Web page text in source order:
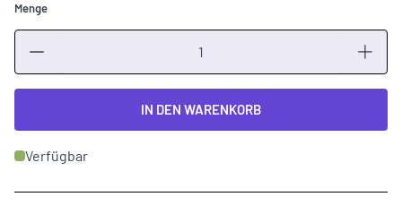
Menge
IN DEN WARENKORB
Verfügbar